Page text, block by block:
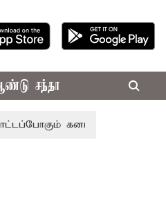
சந்தா
கனமழை.. எந்தெந்த